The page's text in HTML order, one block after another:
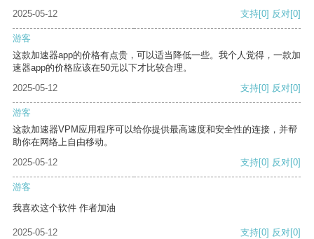
2025-05-12
支持[0] 反对[0]
游客
这款加速器app的价格有点贵，可以适当降低一些。我个人觉得，一款加
速器app的价格应该在50元以下才比较合理。
2025-05-12
支持[0] 反对[0]
游客
这款加速器VPM应用程序可以给你提供最高速度和安全性的连接，并帮
助你在网络上自由移动。
2025-05-12
支持[0] 反对[0]
游客
我喜欢这个软件 作者加油
2025-05-12 支持[0] 反对[0]